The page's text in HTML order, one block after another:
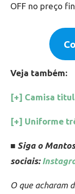
OFF no preço
Veja também:
[+] Camisa
[+] Uniforme
■ Siga o
sociais:
O que acharam